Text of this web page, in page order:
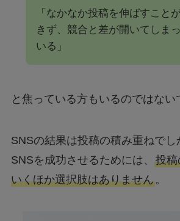
「なかなか投稿を伸ばすこと
きず、競合と差が開いてしま
いる」
と焦っている方もいるのではない
SNSの結果は投稿の積み重ねでし
SNSを成功させるためには、 投稿
いくほか選択肢はありません。